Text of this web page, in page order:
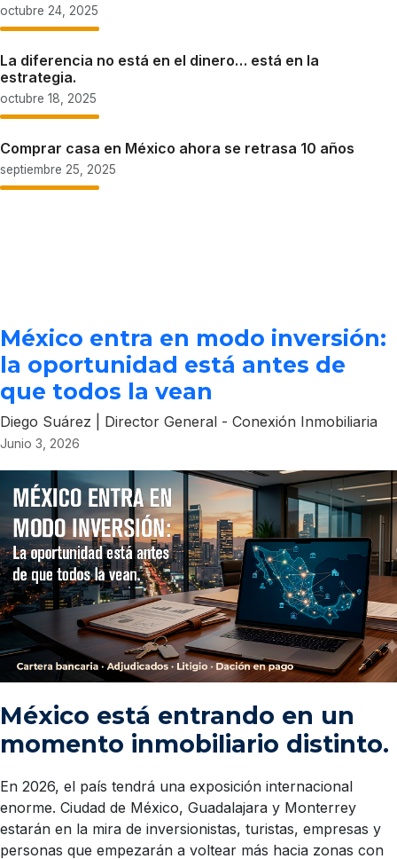
octubre 24, 2025
La diferencia no está en el dinero… está en la
estrategia.
octubre 18, 2025
Comprar casa en México ahora se retrasa 10 años
septiembre 25, 2025
México entra en modo inversión:
la oportunidad está antes de
que todos la vean
Diego Suárez Director General - Conexión Inmobiliaria
Junio 3, 2026
México está entrando en un
momento inmobiliario distinto.
En 2026, el país tendrá una exposición internacional
enorme. Ciudad de México, Guadalajara y Monterrey
estarán en la mira de inversionistas, turistas, empresas y
personas que empezarán a voltear más hacia zonas con